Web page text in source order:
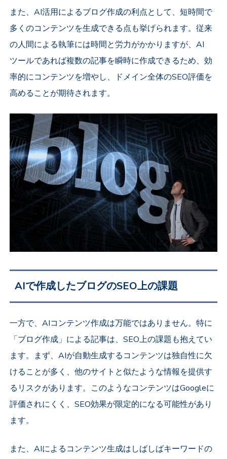
また、AI活用によるブログ作成の利点として、短時間で
多くのコンテンツを生成できる点も挙げられます。従来
の人間による執筆には時間と労力がかかりますが、AI
ツールであれば複数の記事を瞬時に作成できるため、効
率的にコンテンツを増やし、ドメイン全体のSEO評価を
高めることが期待されます。
AIで作成したブログのSEO上の課題
一方で、AIコンテンツ作成は万能ではありません。特に
「ブログ作成」による記事は、SEO上の課題も抱えてい
ます。まず、AIが自動生成するコンテンツは独自性に欠
けることが多く、他のサイトと似たような情報を提供す
るリスクがあります。このようなコンテンツはGoogleに
評価されにくく、SEO効果が限定的になる可能性があり
ます。
また、AIによるコンテンツ生成はしばしばキーワードの